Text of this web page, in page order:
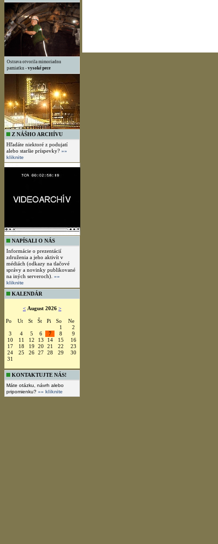
Ostrava otvorila mimoriadnu
pamiatku - vysoké pece
Z NÁŠHO ARCHÍVU
Hľadáte niektoré z podujatí
alebo staršie príspevky? »»
kliknite
NAPÍSALI O NÁS
Informácie o prezentácií
združenia a jeho aktivít v
médiách (odkazy na tlačové
správy a novinky publikované
na iných serveroch). »»
kliknite
KALENDÁR
< August 2026 >
Po Ut St Št Pi So
Ne
1
2
3
4 5 6 7 8
9
10
11 12 13 14 15
16
17
18 19 20 21 22
23
24
25 26 27 28 29
30
31
KONTAKTUJTE NÁS!
Máte otázku, návrh alebo
pripomienku? »» kliknite